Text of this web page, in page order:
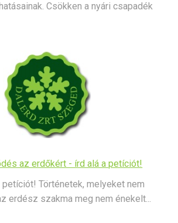
Csökken a nyári csapadék
az erdőkért - írd alá a petíciót!
petíciót! Történetek, melyeket nem
erdész szakma meg nem énekelt...